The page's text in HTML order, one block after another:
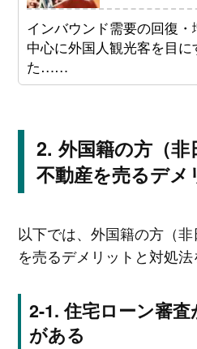
インバウンド需要の回復
中心に外国人観光客を目
た……
外国籍の方（非
不動産を売るデメ
以下では、外国籍の方（
を売るデメリットと対処法
住宅ローン審
がある